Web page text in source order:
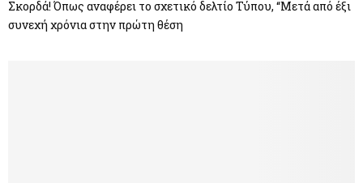
Σκορδά! Όπως αναφέρει το σχετικό δελτίο Τύπου, “Μετά από έξι
συνεχή χρόνια στην πρώτη θέση